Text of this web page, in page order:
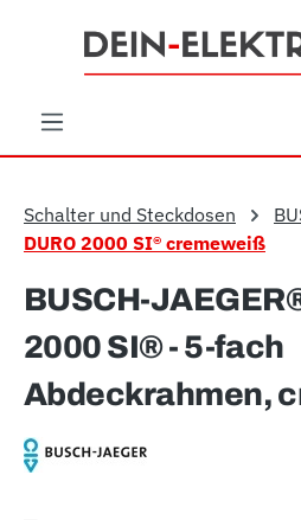
Zum Hauptinhalt springen
Schalter und Steckdosen
DURO 2000 SI® cremeweiß
BUSCH-
2000 SI® - 5-fach
Abdeckrahmen,